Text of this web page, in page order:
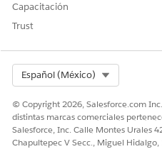
Capacitación
Trust
Español (México)
© Copyright 2026, Salesforce.com
distintas marcas comerciales
Salesforce, Inc. Calle Montes Urales
Chapultepec V Secc., Miguel